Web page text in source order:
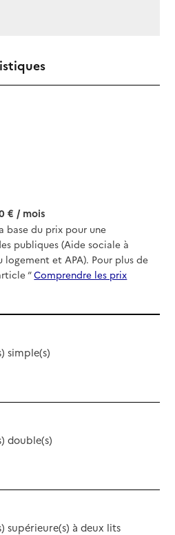
€ / mois
base du prix pour une
publiques (Aide sociale à
logement et APA). Pour plus de
“Comprendre les prix
simple(s)
double(s)
supérieure(s) à deux lits